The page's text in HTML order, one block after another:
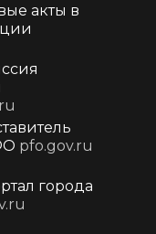
акты в
pfo.gov.ru
города